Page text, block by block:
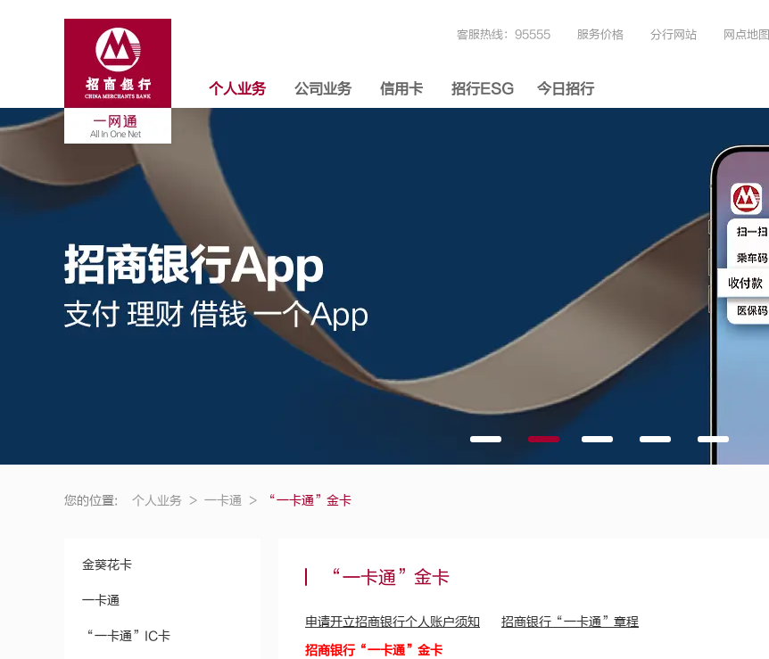
客服热线：95555 服务价格 分行网站 网点地图
个人业务 公司业务 信用卡 招行ESG 今日招行
您的位置: 个人业务 > 一卡通 > “一卡通”金卡
金葵花卡
一卡通
“一卡通”IC卡
“一卡通”金卡
申请开立招商银行个人账户须知
招商银行“一卡通”章程
招商银行“一卡通”金卡